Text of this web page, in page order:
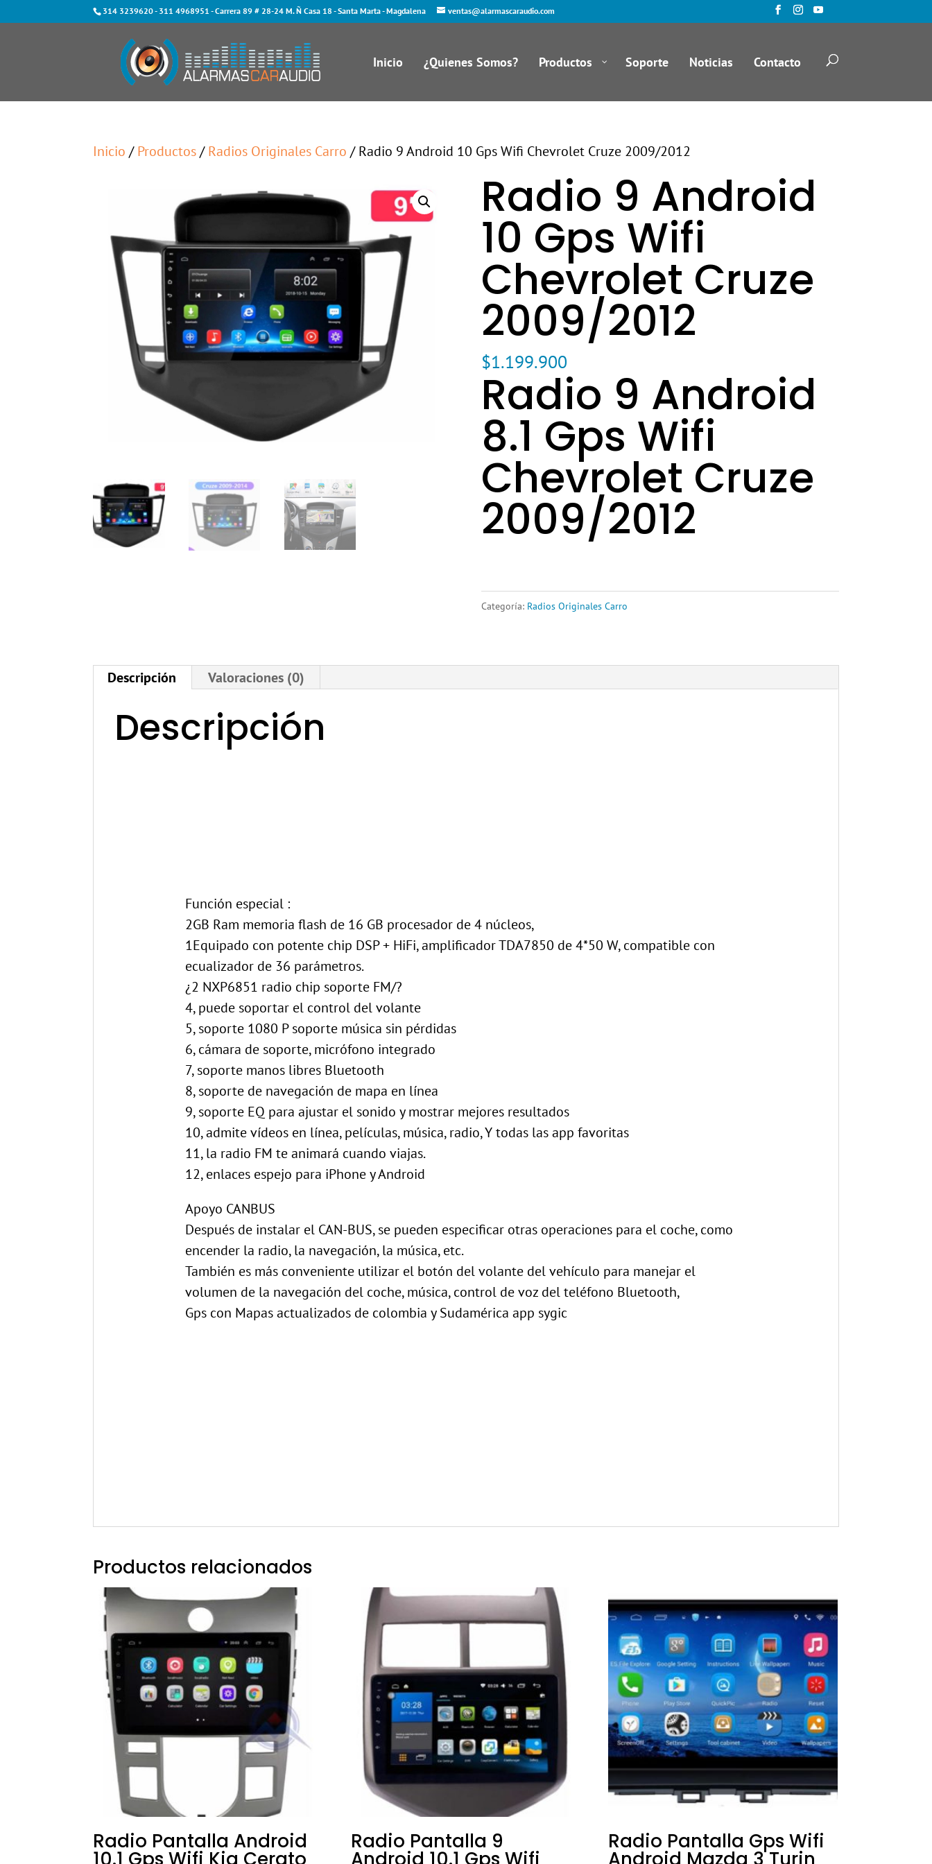
314 3239620- 311 4968951 - Carrera 89 # 28-24 M. Ñ Casa 18 - Santa Marta - Magdalena ventas@alarmascaraudio.com
Inicio ¿Quienes Somos? Productos Soporte Noticias Contacto
Inicio /Productos/Radios Originales Carro / Radio 9 Android 10 Gps Wifi Chevrolet Cruze 2009/2012
Radio 9 Android
10 Gps Wifi
Chevrolet Cruze
2009/2012
$1.199.900
Radio 9 Android
8.1 Gps Wifi
Chevrolet Cruze
2009/2012
Categoría: Radios Originales Carro
Descripción Valoraciones (0)
Descripción
Función especial :
2GB Ram memoria flash de 16 GB procesador de 4 núcleos,
1Equipado con potente chip DSP + HiFi, amplificador TDA7850 de 4*50 W, compatible con
ecualizador de 36 parámetros.
¿2 NXP6851 radio chip soporte FM/?
4, puede soportar el control del volante
5, soporte 1080 P soporte música sin pérdidas
6, cámara de soporte, micrófono integrado
7, soporte manos libres Bluetooth
8, soporte de navegación de mapa en línea
9, soporte EQ para ajustar el sonido y mostrar mejores resultados
10, admite vídeos en línea, películas, música, radio, Y todas las app favoritas
11, la radio FM te animará cuando viajas.
12, enlaces espejo para iPhone y Android
Apoyo CANBUS
Después de instalar el CAN-BUS, se pueden especificar otras operaciones para el coche, como
encender la radio, la navegación, la música, etc.
También es más conveniente utilizar el botón del volante del vehículo para manejar el
volumen de la navegación del coche, música, control de voz del teléfono Bluetooth,
Gps con Mapas actualizados de colombia y Sudamérica app sygic
Productos relacionados
Radio Pantalla Android
10.1 Gps Wifi Kia Cerato
Radio Pantalla 9
Android 10.1 Gps Wifi
Radio Pantalla Gps Wifi
Android Mazda 3 Turin